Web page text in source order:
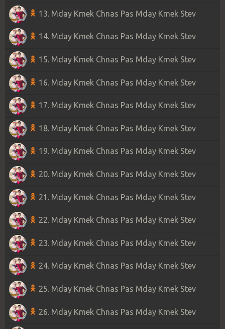
13. Mday Kmek Chnas Pas Mday Kmek Stev
14. Mday Kmek Chnas Pas Mday Kmek Stev
15. Mday Kmek Chnas Pas Mday Kmek Stev
16. Mday Kmek Chnas Pas Mday Kmek Stev
17. Mday Kmek Chnas Pas Mday Kmek Stev
18. Mday Kmek Chnas Pas Mday Kmek Stev
19. Mday Kmek Chnas Pas Mday Kmek Stev
20. Mday Kmek Chnas Pas Mday Kmek Stev
21. Mday Kmek Chnas Pas Mday Kmek Stev
22. Mday Kmek Chnas Pas Mday Kmek Stev
23. Mday Kmek Chnas Pas Mday Kmek Stev
24. Mday Kmek Chnas Pas Mday Kmek Stev
25. Mday Kmek Chnas Pas Mday Kmek Stev
26. Mday Kmek Chnas Pas Mday Kmek Stev